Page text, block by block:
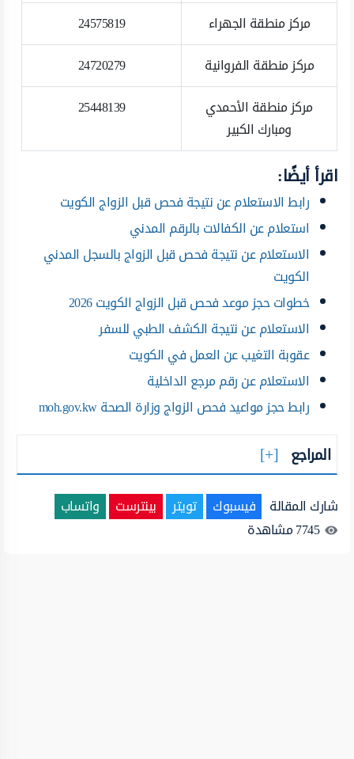
مركز منطقة الجهراء
24575819
مركز منطقة الفروانية
24720279
مركز منطقة الأحمدي
ومبارك الكبير
25448139
اقرأ أيضًا:
رابط الاستعلام عن نتيجة فحص قبل الزواج الكويت
استعلام عن الكفالات بالرقم المدني
الاستعلام عن نتيجة فحص قبل الزواج بالسجل المدني
الكويت
خطوات حجز موعد فحص قبل الزواج الكويت 2026
الاستعلام عن نتيجة الكشف الطبي للسفر
عقوبة التغيب عن العمل في الكويت
الاستعلام عن رقم مرجع الداخلية
رابط حجز مواعيد فحص الزواج وزارة الصحة moh.gov.kw
المراجع
شارك المقالة فيسبوك تويتر بينترست
واتساب
7745مشاهدة